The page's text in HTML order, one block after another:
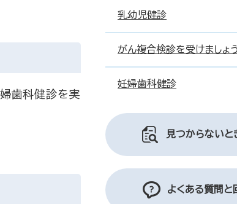
歯科健診を実
乳幼児健診
がん複合検診を受けましょう
妊婦歯科健診
見つからないと
よくある質問と